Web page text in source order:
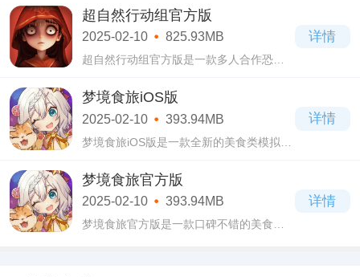
单，只需要控制角色走位就行了，停下时
会自动进行攻击，没有丝毫的难度!
超自然行动组官方版
2025-02-10 825.93MB
超自然行动组官方版是一款多人合作恐怖
需要和小伙伴们组成强大的队伍开启全新
的探索之旅，游戏中拥有很多的副本关卡
和遗迹
详情
梦境食旅iOS版
2025-02-10 393.94MB
梦境食旅iOS版是一款全新的美食类模拟经
中感受到美食制作经验的休闲乐趣，充分
的融合了很多趣味小游戏玩法。
详情
梦境食旅官方版
2025-02-10 393.94MB
梦境食旅官方版是一款口碑不错的美食类
详情